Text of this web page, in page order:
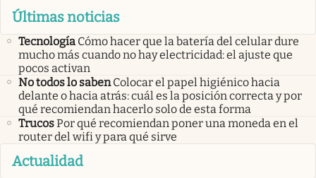
Últimas noticias
Tecnología Cómo hacer que la batería del celular dure
mucho más cuando no hay electricidad: el ajuste que
pocos activan
No todos lo saben Colocar el papel higiénico hacia
delante o hacia atrás: cuál es la posición correcta y por
qué recomiendan hacerlo solo de esta forma
TrucosPor qué recomiendan poner una moneda en el
router del wifi y para qué sirve
Actualidad